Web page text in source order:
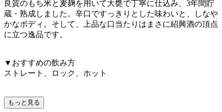
良質のもち米と麦麹を用いて大甕で丁寧に仕込み、3年間貯
蔵・熟成しました。辛口ですっきりとした味わいと、しなや
かなボディ。そして、上品な口当たりはまさに紹興酒の頂点
に立つ逸品です。
▼おすすめの飲み方
ストレート、ロック、ホット
もっと見る